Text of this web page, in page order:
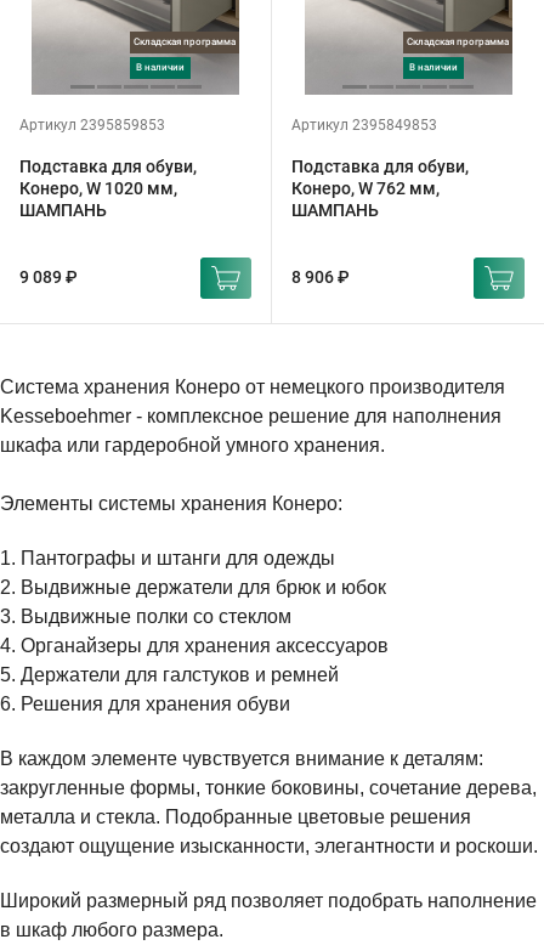
Складская программа
в наличии
Артикул 2395859853
Подставка для обуви,
Конеро, W 1020 мм,
ШАМПАНЬ
9 089 ₽
Складская программа
в наличии
Артикул 2395849853
Подставка для обуви,
Конеро, W 762 мм,
ШАМПАНЬ
8 906 ₽
Система хранения Конеро от немецкого производителя
Kesseboehmer - комплексное решение для наполнения
шкафа или гардеробной умного хранения.
Элементы системы хранения Конеро:
1. Пантографы и штанги для одежды
2. Выдвижные держатели для брюк и юбок
3. Выдвижные полки со стеклом
4. Органайзеры для хранения аксессуаров
5. Держатели для галстуков и ремней
6. Решения для хранения обуви
В каждом элементе чувствуется внимание к деталям:
закругленные формы, тонкие боковины, сочетание дерева,
металла и стекла. Подобранные цветовые решения
создают ощущение изысканности, элегантности и роскоши.
Широкий размерный ряд позволяет подобрать наполнение
в шкаф любого размера.